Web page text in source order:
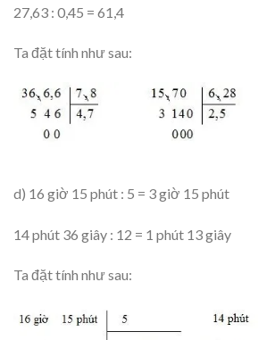
27,63 : 0,45 = 61,4
Ta đặt tính như sau:
d) 16 giờ 15 phút : 5 = 3 giờ 15 phút
14 phút 36 giây : 12 = 1 phút 13 giây
Ta đặt tính như sau: